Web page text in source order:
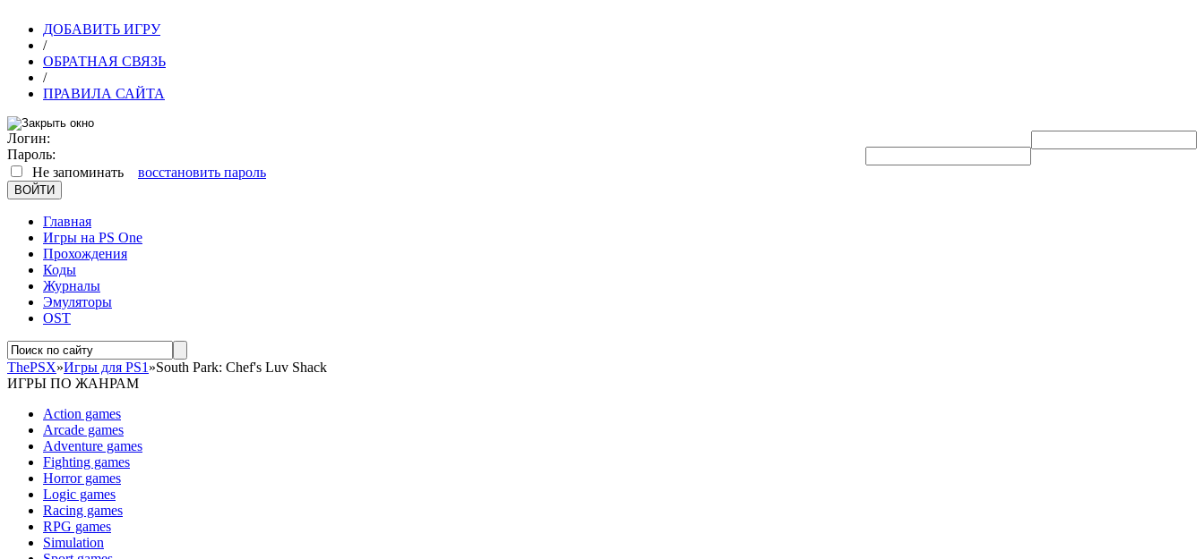
ДОБАВИТЬ ИГРУ
/
ОБРАТНАЯ СВЯЗЬ
/
ПРАВИЛА САЙТА
Логин:
Пароль:
Не запоминать восстановить пароль
Главная
Игры на PS One
Прохождения
Коды
Журналы
Эмуляторы
OST
ThePSX»Игры для PS1 »South Park: Chef's Luv Shack
ИГРЫ ПО ЖАНРАМ
Action games
Arcade games
Adventure games
Fighting games
Horror games
Logic games
Racing games
RPG games
Simulation